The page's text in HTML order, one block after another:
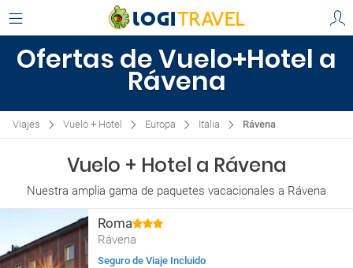
Ofertas de Vuelo+Hotel a
Rávena
Viajes Vuelo + Hotel Europa Italia Rávena
Vuelo + Hotel a Rávena
Nuestra amplia gama de paquetes vacacionales a Rávena
Roma
Rávena
Seguro de Viaje Incluido